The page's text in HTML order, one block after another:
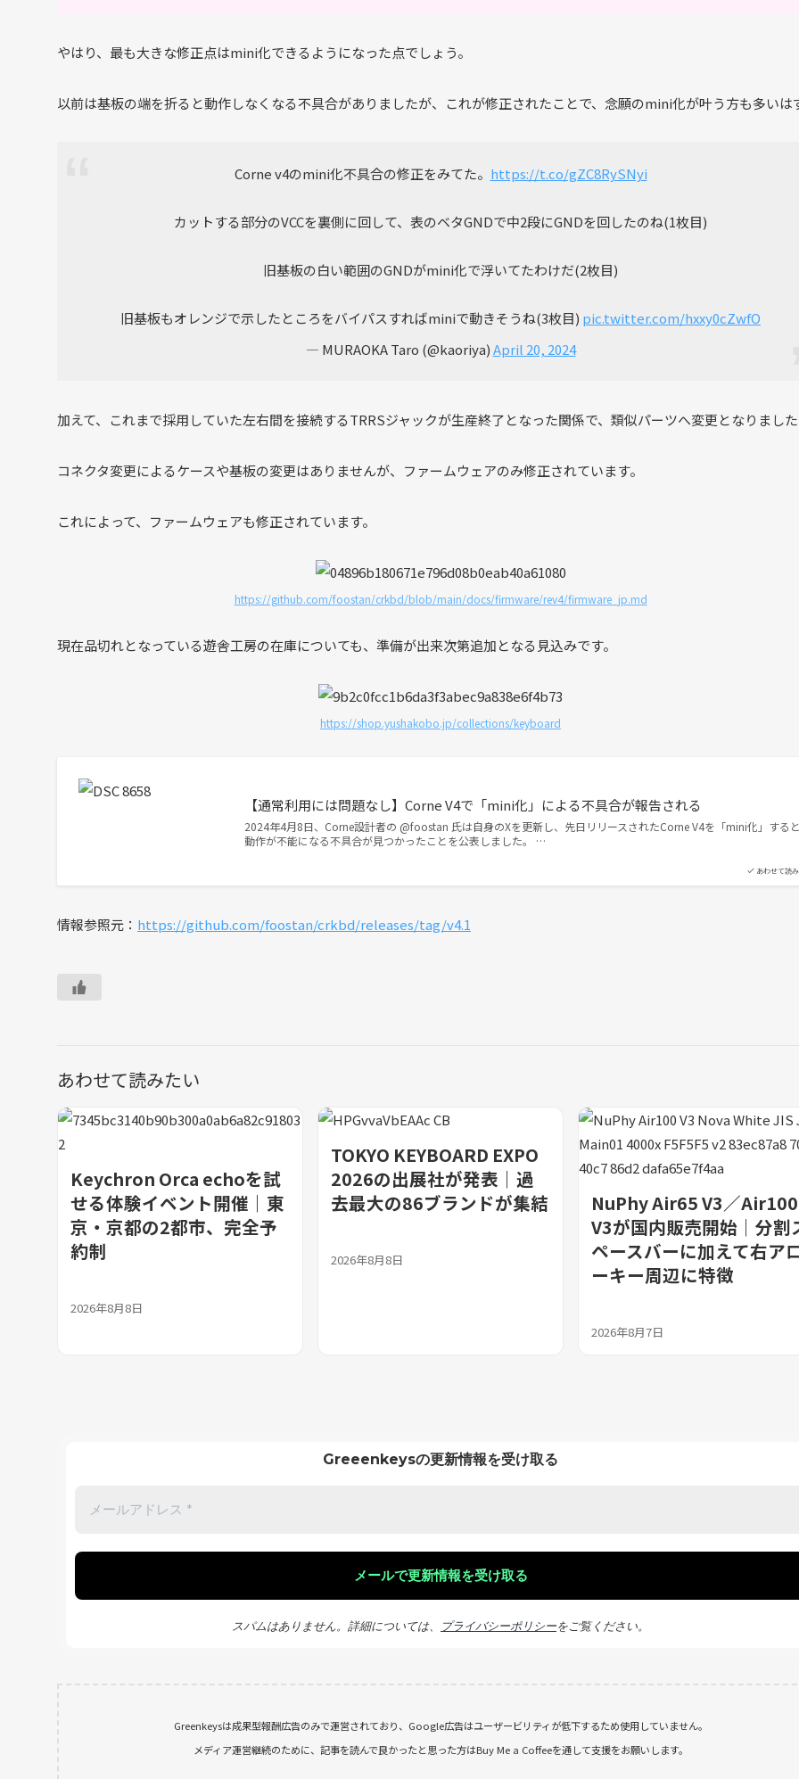
やはり、最も大きな修正点はmini化できるようになった点でしょう。
以前は基板の端を折ると動作しなくなる不具合がありましたが、これが修正されたことで、念願のmini化が叶う方も多いは
Corne v4のmini化不具合の修正をみてた。 https://t.co/gZC8RySNyi
カットする部分のVCCを裏側に回して、表のベタGNDで中2段にGNDを回したのね(1枚目)
旧基板の白い範囲のGNDがmini化で浮いてたわけだ(2枚目)
旧基板もオレンジで示したところをバイパスすればminiで動きそうね(3枚目) pic.twitter.com/hxxy0cZwfO
— MURAOKA Taro (@kaoriya)April 20, 2024
加えて、これまで採用していた左右間を接続するTRRSジャックが生産終了となった関係で、類似パーツへ変更となりまし
コネクタ変更によるケースや基板の変更はありませんが、ファームウェアのみ修正されています。
これによって、ファームウェアも修正されています。
https://github.com/foostan/crkbd/blob/main/docs/firmware/rev4/firmware_jp.md
現在品切れとなっている遊舎工房の在庫についても、準備が出来次第追加となる見込みです。
https://shop.yushakobo.jp/collections/keyboard
あわせて読
【通常利用には問題なし】Corne V4で「mini化」による不具合が報告される
2024年4月8日、Corne設計者の @foostan 氏は自身のXを更新し、先日リリースされたCorne V4を「mini化」する
動作が不能になる不具合が見つかったことを公表しました。 …
情報参照元： https://github.com/foostan/crkbd/releases/tag/v4.1
あわせて読みたい
Keychron Orca echoを試
せる体験イベント開催｜東
京・京都の2都市、完全予
約制
2026年8月8日
TOKYO KEYBOARD EXPO
2026の出展社が発表｜過
去最大の86ブランドが集結
2026年8月8日
NuPhy Air65 V3／Air100
V3が国内販売開始｜分割
ペースバーに加えて右ア
ーキー周辺に特徴
2026年8月7日
Greeenkeysの更新情報を受け取る
スパムはありません。詳細については、 プライバシーポリシーをご覧ください。
Greenkeysは成果型報酬広告のみで運営されており、Google広告はユーザービリティが低下するため使用していません。
メディア運営継続のために、記事を読んで良かったと思った方はBuy Me a Coffeeを通して支援をお願いします。